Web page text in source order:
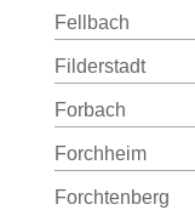
Fellbach
Filderstadt
Forbach
Forchheim
Forchtenberg